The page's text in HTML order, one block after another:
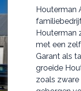
Houterman
Houterman
met een
Garant als
groeide
zoals